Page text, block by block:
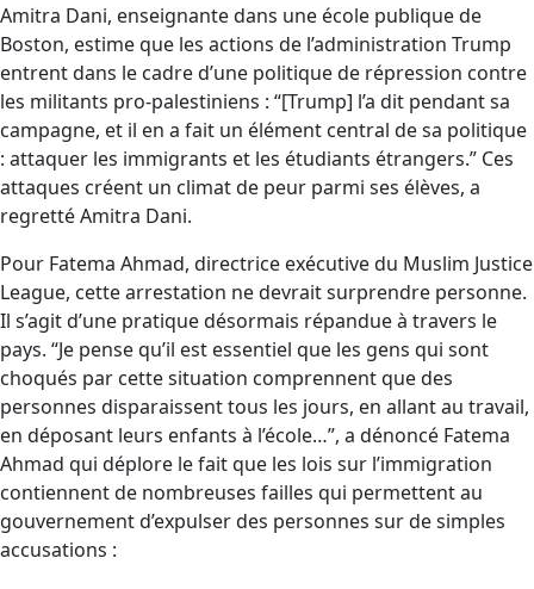
Amitra Dani, enseignante dans une école publique de
Boston, estime que les actions de l’administration Trump
entrent dans le cadre d’une politique de répression contre
les militants pro-palestiniens : “[Trump] l’a dit pendant sa
campagne, et il en a fait un élément central de sa politique
: attaquer les immigrants et les étudiants étrangers.” Ces
attaques créent un climat de peur parmi ses élèves, a
regretté Amitra Dani.
Pour Fatema Ahmad, directrice exécutive du Muslim Justice
League, cette arrestation ne devrait surprendre personne.
Il s’agit d’une pratique désormais répandue à travers le
pays. “Je pense qu’il est essentiel que les gens qui sont
choqués par cette situation comprennent que des
personnes disparaissent tous les jours, en allant au travail,
en déposant leurs enfants à l’école…”, a dénoncé Fatema
Ahmad qui déplore le fait que les lois sur l’immigration
contiennent de nombreuses failles qui permettent au
gouvernement d’expulser des personnes sur de simples
accusations :